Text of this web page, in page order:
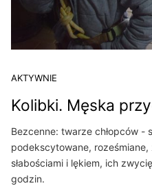
AKTYWNIE
Kolibki. Męska
Bezcenne: twarze chłopców -
podekscytowane, roześmiane,
słabościami i lękiem, ich
godzin.